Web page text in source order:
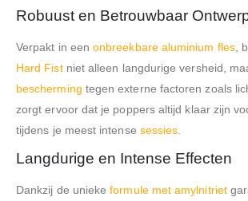
Robuust en Betrouwbaar
Verpakt in eenonbreekbare aluminium fles,
Hard Fistniet alleen langdurige versheid,
bescherming tegen externe factoren zoals
zorgt ervoor dat je poppers altijd klaar zijn
tijdens je meest intense sessies.
Langdurige en Intense Effecten
Dankzij de uniekeformule met amylnitriet